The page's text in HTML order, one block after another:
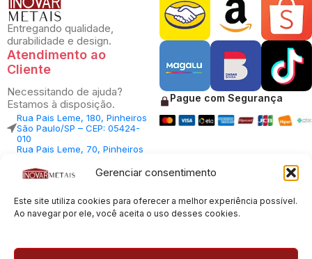
Gerenciar consentimento
Este site utiliza cookies para oferecer a melhor experiência possível.
Ao navegar por ele, você aceita o uso desses cookies.
Entregando qualidade,
durabilidade e design.
Atendimento ao
Cliente
Necessitando de ajuda?
Estamos à disposição.
Rua Pais Leme, 180, Pinheiros
São Paulo/SP – CEP: 05424-
010
Rua Pais Leme, 70, Pinheiros
010
Central Vendas: (11) 98812-
Central Atendimento: (11)
94535-7237
Pague com Segurança